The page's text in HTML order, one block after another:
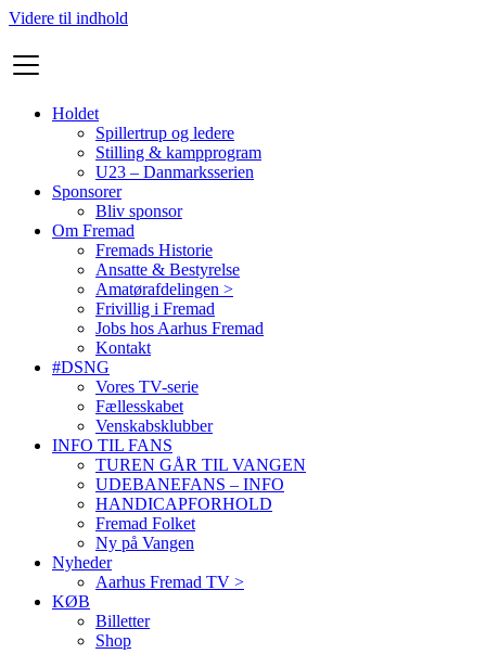
Videre til indhold
Holdet
Spillertrup og ledere
Stilling & kampprogram
U23 – Danmarksserien
Sponsorer
Bliv sponsor
Om Fremad
Fremads Historie
Ansatte & Bestyrelse
Amatørafdelingen >
Frivillig i Fremad
Jobs hos Aarhus Fremad
Kontakt
#DSNG
Vores TV-serie
Fællesskabet
Venskabsklubber
INFO TIL FANS
TUREN GÅR TIL VANGEN
UDEBANEFANS – INFO
HANDICAPFORHOLD
Fremad Folket
Ny på Vangen
Nyheder
Aarhus Fremad TV >
KØB
Billetter
Shop